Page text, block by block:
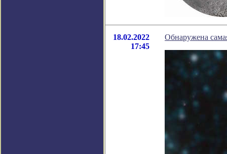
18.02.2022
17:45
Обнаружена